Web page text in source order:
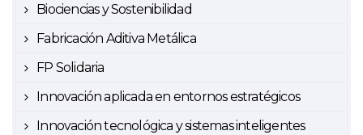
Biociencias y Sostenibilidad
Fabricación Aditiva Metálica
FP Solidaria
Innovación aplicada en entornos estratégicos
Innovación tecnológica y sistemas inteligentes